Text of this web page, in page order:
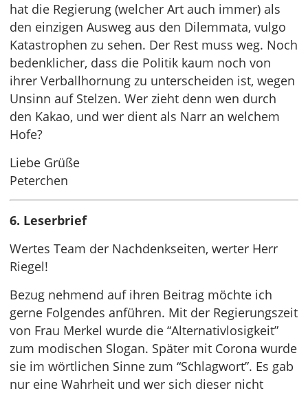
hat die Regierung (welcher Art auch immer) als
den einzigen Ausweg aus den Dilemmata, vulgo
Katastrophen zu sehen. Der Rest muss weg. Noch
bedenklicher, dass die Politik kaum noch von
ihrer Verballhornung zu unterscheiden ist, wegen
Unsinn auf Stelzen. Wer zieht denn wen durch
den Kakao, und wer dient als Narr an welchem
Hofe?
Liebe Grüße
Peterchen
6. Leserbrief
Wertes Team der Nachdenkseiten, werter Herr
Riegel!
Bezug nehmend auf ihren Beitrag möchte ich
gerne Folgendes anführen. Mit der Regierungszeit
von Frau Merkel wurde die “Alternativlosigkeit”
zum modischen Slogan. Später mit Corona wurde
sie im wörtlichen Sinne zum “Schlagwort”. Es gab
nur eine Wahrheit und wer sich dieser nicht